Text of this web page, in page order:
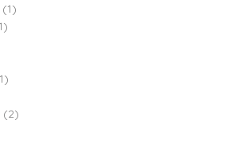
(1)
(2)